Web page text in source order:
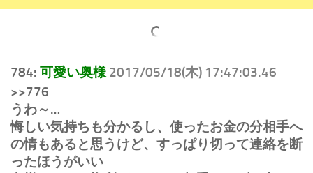
784: 可愛い奥様 2017/05/18(木) 17:47:03.46
>>776
うわ～…
悔しい気持ちも分かるし、使ったお金の分相手へ
の情もあると思うけど、すっぱり切って連絡を断
ったほうがいい